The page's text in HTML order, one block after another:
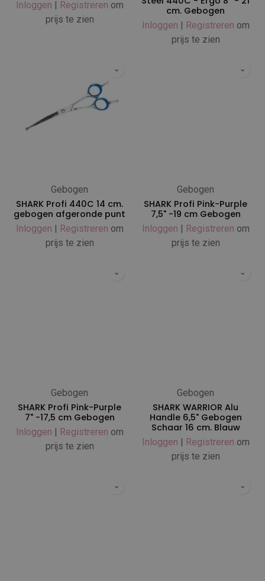
Inloggen | Registreren om
prijs te zien
cm. Gebogen
Inloggen | Registreren om
prijs te zien
Gebogen
SHARK Profi 440C 14 cm.
gebogen afgeronde punt
Inloggen | Registreren om
prijs te zien
Gebogen
SHARK Profi Pink-Purple
7,5" -19 cm Gebogen
Inloggen | Registreren om
prijs te zien
Gebogen
SHARK Profi Pink-Purple
7" -17,5 cm Gebogen
Inloggen | Registreren om
prijs te zien
Gebogen
SHARK WARRIOR Alu
Handle 6,5" Gebogen
Schaar 16 cm. Blauw
Inloggen | Registreren om
prijs te zien